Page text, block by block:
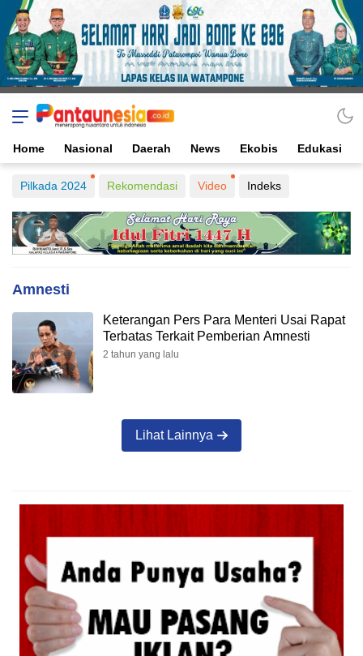
Home Nasional Daerah News Ekobis Edukasi
Pilkada 2024 Rekomendasi Video Indeks
Amnesti
Keterangan Pers Para Menteri Usai Rapat
Terbatas Terkait Pemberian Amnesti
2 tahun yang lalu
Lihat Lainnya